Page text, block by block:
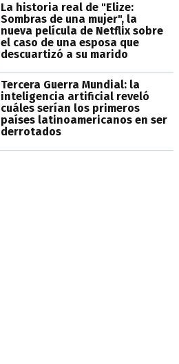
La historia real de "Elize:
Sombras de una mujer", la
nueva película de Netflix sobre
el caso de una esposa que
descuartizó a su marido
Tercera Guerra Mundial: la
inteligencia artificial reveló
cuáles serían los primeros
países latinoamericanos en ser
derrotados